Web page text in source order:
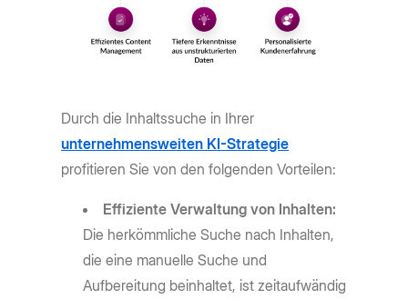
Durch die Inhaltssuche in Ihrer
unternehmensweiten KI-Strategie
profitieren Sie von den folgenden Vorteilen:
Effiziente Verwaltung von Inhalten:
Die herkömmliche Suche nach Inhalten,
die eine manuelle Suche und
Aufbereitung beinhaltet, ist zeitaufwändig